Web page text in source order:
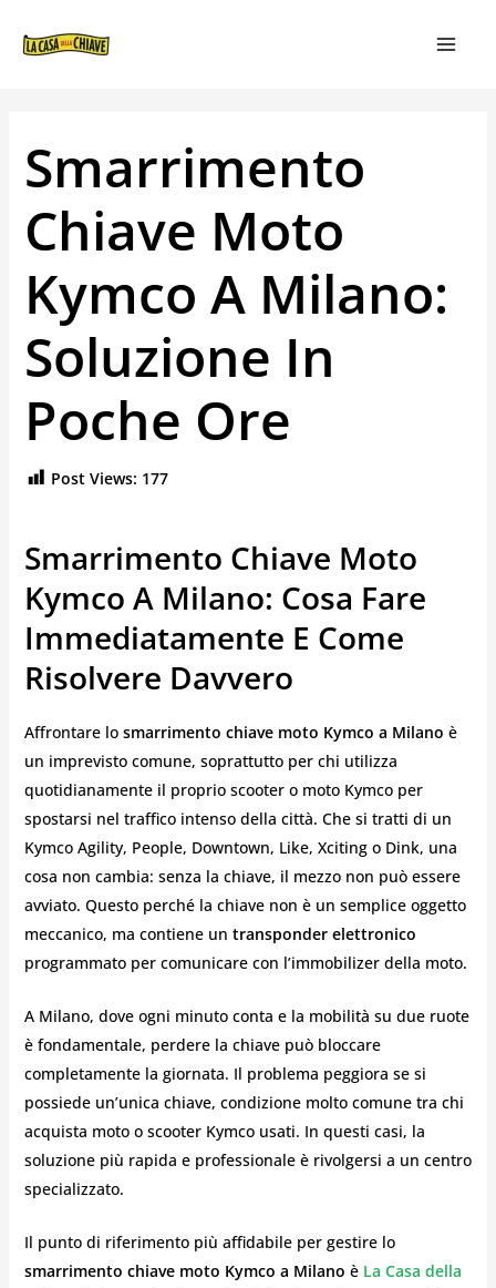
Smarrimento
Chiave Moto
Kymco A Milano:
Soluzione In
Poche Ore
Post Views: 177
Smarrimento Chiave Moto
Kymco A Milano: Cosa Fare
Immediatamente E Come
Risolvere Davvero
Affrontare lo smarrimento chiave moto Kymco a Milano è
un imprevisto comune, soprattutto per chi utilizza
quotidianamente il proprio scooter o moto Kymco per
spostarsi nel traffico intenso della città. Che si tratti di un
Kymco Agility, People, Downtown, Like, Xciting o Dink, una
cosa non cambia: senza la chiave, il mezzo non può essere
avviato. Questo perché la chiave non è un semplice oggetto
meccanico, ma contiene un transponder elettronico
programmato per comunicare con l’immobilizer della moto.
A Milano, dove ogni minuto conta e la mobilità su due ruote
è fondamentale, perdere la chiave può bloccare
completamente la giornata. Il problema peggiora se si
possiede un’unica chiave, condizione molto comune tra chi
acquista moto o scooter Kymco usati. In questi casi, la
soluzione più rapida e professionale è rivolgersi a un centro
specializzato.
Il punto di riferimento più affidabile per gestire lo
smarrimento chiave moto Kymco a Milano è La Casa della
ARTICOLI